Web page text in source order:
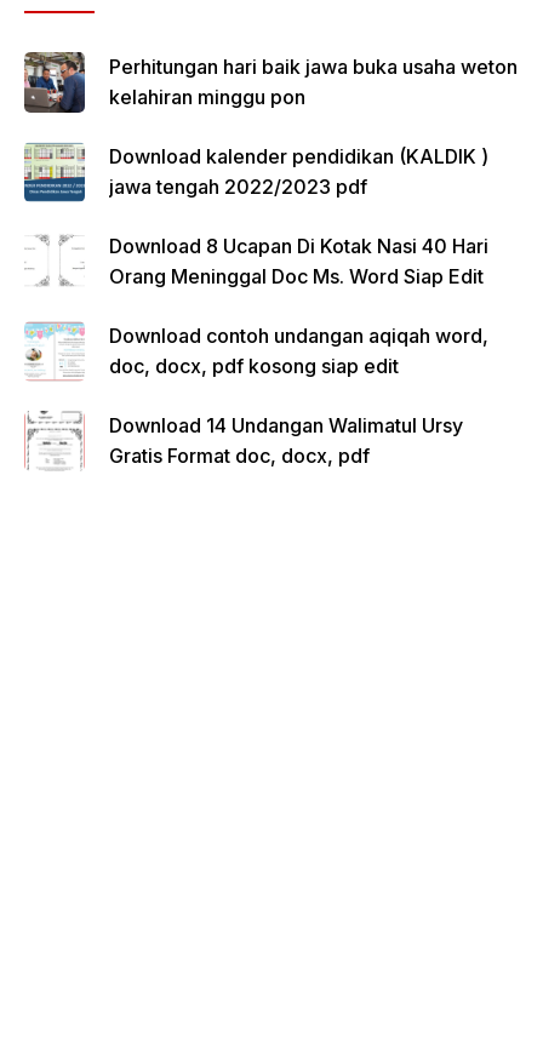
Perhitungan hari baik jawa buka usaha weton
kelahiran minggu pon
Download kalender pendidikan (KALDIK )
jawa tengah 2022/2023 pdf
Download 8 Ucapan Di Kotak Nasi 40 Hari
Orang Meninggal Doc Ms. Word Siap Edit
Download contoh undangan aqiqah word,
doc, docx, pdf kosong siap edit
Download 14 Undangan Walimatul Ursy
Gratis Format doc, docx, pdf